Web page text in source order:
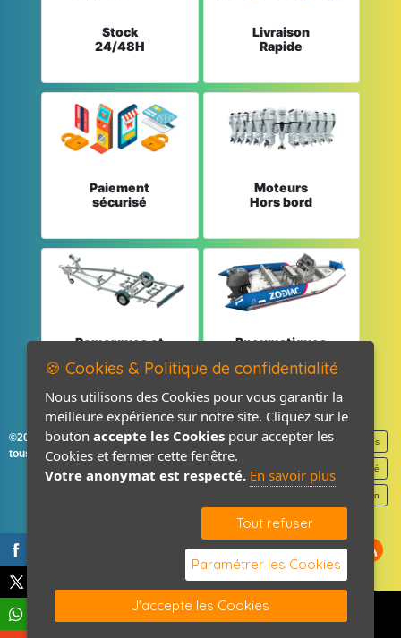
Stock
24/48H
Livraison
Rapide
Paiement
sécurisé
Moteurs
Hors bord
Remorques et
Pneumatiques
©2026-2027 France Accastillage
tous droits réservés
Mentions légales
Politique de confidentialité
Contact / Plan
🍪 Cookies & Politique de confidentialité
Nous utilisons des Cookies pour vous garantir la
meilleure expérience sur notre site. Cliquez sur le
bouton accepte les Cookies pour accepter les
Cookies et fermer cette fenêtre.
Votre anonymat est respecté. En savoir plus
Tout refuser
Paramétrer les Cookies
J'accepte les Cookies